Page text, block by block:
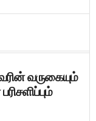
வருகையும்